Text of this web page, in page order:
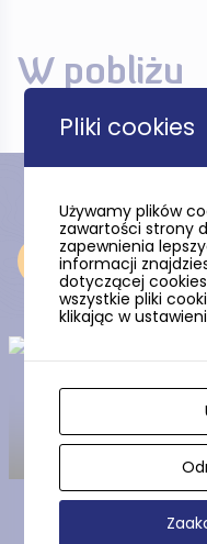
W pobliżu
Odkryj
Układ
Muzeum
Dawny
Pliki cookies
Używamy plików
zawartości strony
zapewnienia
informacji
dotyczącej
wszystkie pliki
klikając w